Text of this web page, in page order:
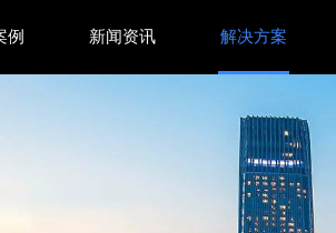
-智穹界来普科
例 新闻资讯 解决方案